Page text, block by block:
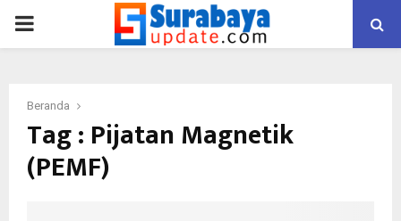
PRIMARY
Beranda
Tag : Pijatan Magnetik
(PEMF)